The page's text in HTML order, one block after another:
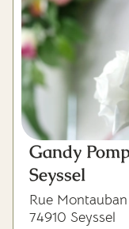
Gandy
Seyssel
Rue Montauban
74910 Seyssel